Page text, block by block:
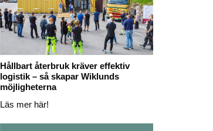
Hållbart återbruk kräver effektiv
logistik – så skapar Wiklunds
möjligheterna
Läs mer här!